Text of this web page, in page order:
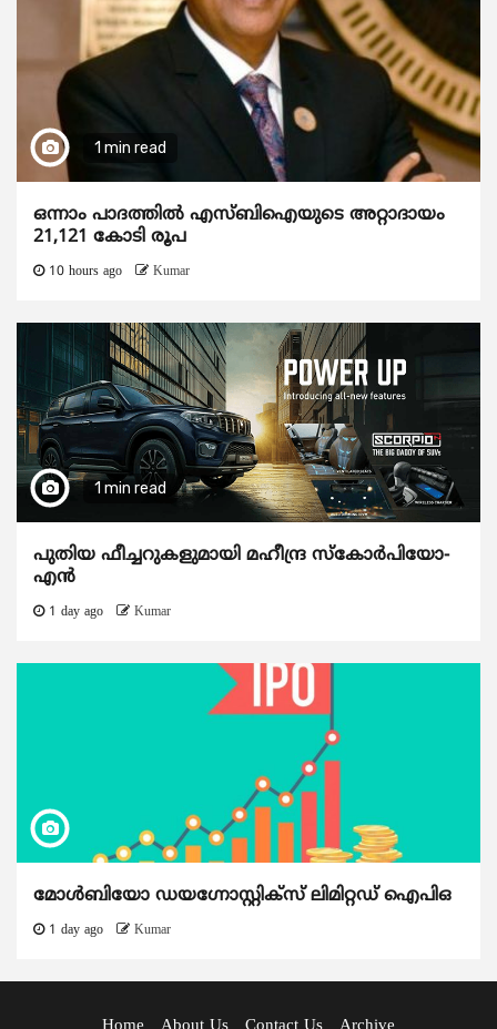
1 min read
ഒന്നാം പാദത്തിൽ എസ്ബിഐയുടെ അറ്റാദായം
21,121 കോടി രൂപ
10 hours ago Kumar
1 min read
പുതിയ ഫീച്ചറുകളുമായി മഹീന്ദ്ര സ്കോർപിയോ-
എൻ
1 day ago Kumar
മോൾബിയോ ഡയഗ്നോസ്റ്റിക്സ് ലിമിറ്റഡ് ഐപിഒ
1 day ago Kumar